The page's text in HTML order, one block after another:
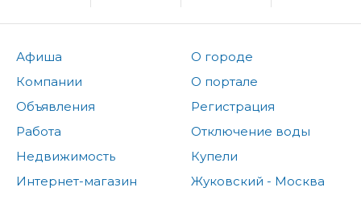
Афиша
Компании
Объявления
Работа
Недвижимость
Интернет-магазин
О городе
О портале
Регистрация
Отключение воды
Купели
Жуковский - Москва